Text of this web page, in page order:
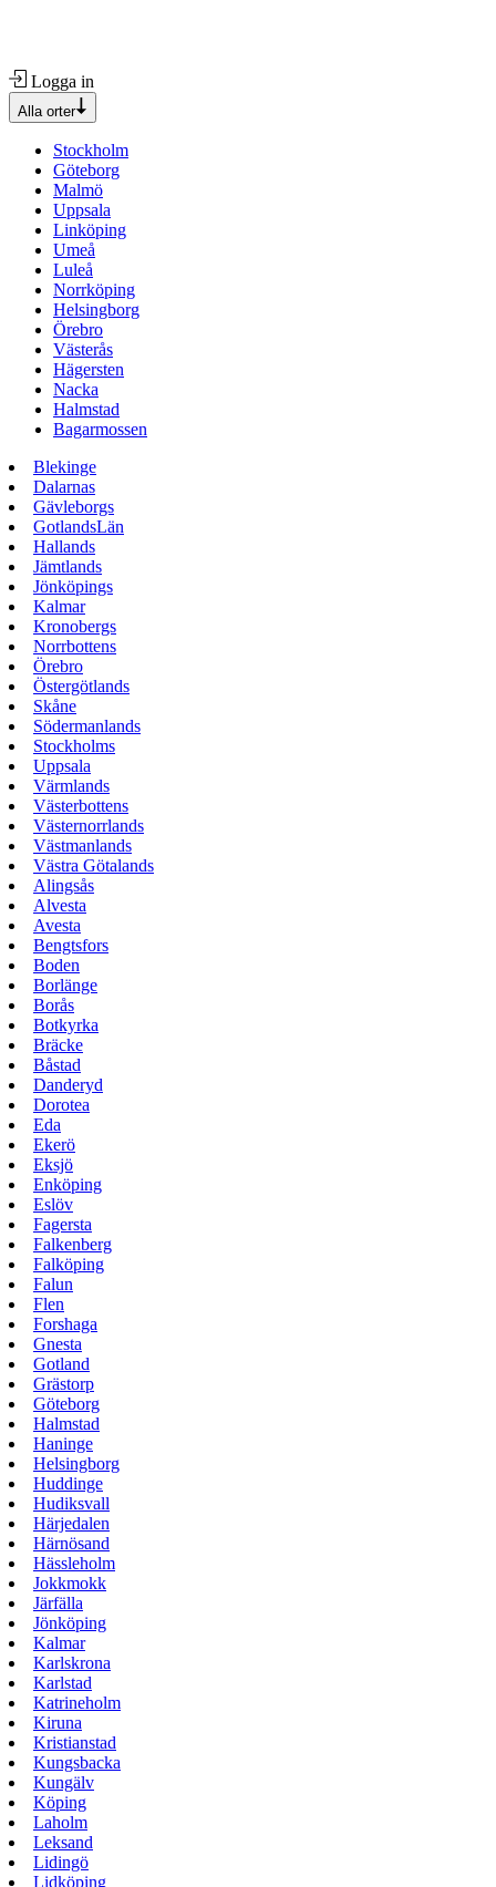
Logga in
Alla orter
Stockholm
Göteborg
Malmö
Uppsala
Linköping
Umeå
Luleå
Norrköping
Helsingborg
Örebro
Västerås
Hägersten
Nacka
Halmstad
Bagarmossen
Blekinge
Dalarnas
Gävleborgs
GotlandsLän
Hallands
Jämtlands
Jönköpings
Kalmar
Kronobergs
Norrbottens
Örebro
Östergötlands
Skåne
Södermanlands
Stockholms
Uppsala
Värmlands
Västerbottens
Västernorrlands
Västmanlands
Västra Götalands
Alingsås
Alvesta
Avesta
Bengtsfors
Boden
Borlänge
Borås
Botkyrka
Bräcke
Båstad
Danderyd
Dorotea
Eda
Ekerö
Eksjö
Enköping
Eslöv
Fagersta
Falkenberg
Falköping
Falun
Flen
Forshaga
Gnesta
Gotland
Grästorp
Göteborg
Halmstad
Haninge
Helsingborg
Huddinge
Hudiksvall
Härjedalen
Härnösand
Hässleholm
Jokkmokk
Järfälla
Jönköping
Kalmar
Karlskrona
Karlstad
Katrineholm
Kiruna
Kristianstad
Kungsbacka
Kungälv
Köping
Laholm
Leksand
Lidingö
Lidköping